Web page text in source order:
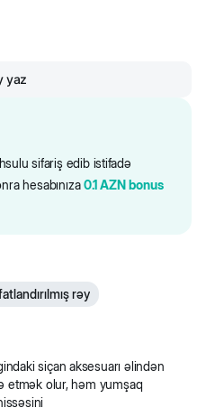
mat daha ucuzdur
bilərsiniz
horizontal vəziyyətdə
üçün uyğundur
sifariş edib istifadə
hesabınıza0.1 AZN bonus
yaz
rəy
siçan aksesuarı əlindən
etmək olur, həm yumşaq